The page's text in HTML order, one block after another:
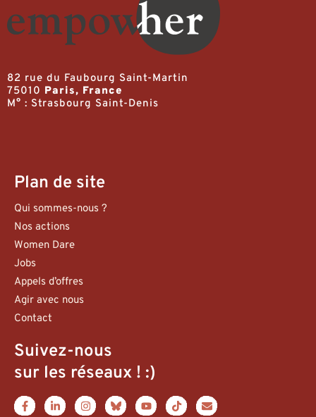
82 rue du Faubourg Saint-Martin
75010 Paris, France
M° : Strasbourg Saint-Denis
Plan de site
Qui sommes-nous ?
Nos actions
Women Dare
Jobs
Appels d’offres
Agir avec nous
Contact
Suivez-nous
sur les réseaux ! :)